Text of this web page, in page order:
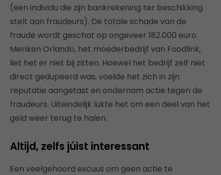
(een individu die zijn bankrekening ter beschikking
stelt aan fraudeurs). De totale schade van de
fraude wordt geschat op ongeveer 182.000 euro.
Menken Orlando, het moederbedrijf van Foodlink,
liet het er niet bij zitten. Hoewel het bedrijf zelf niet
direct gedupeerd was, voelde het zich in zijn
reputatie aangetast en ondernam actie tegen de
fraudeurs. Uiteindelijk lukte het om een deel van het
geld weer terug te halen.
Altijd, zelfs júist interessant
Een veelgehoord excuus om geen actie te